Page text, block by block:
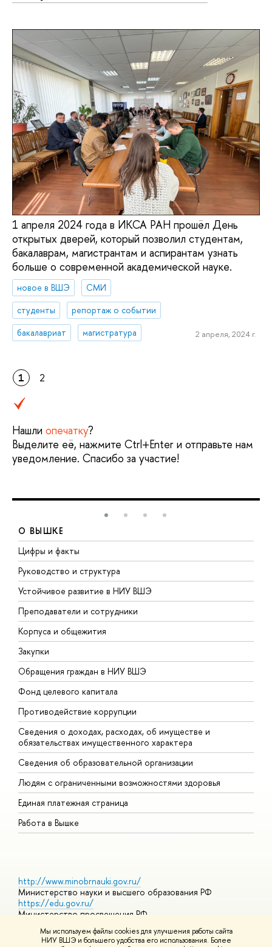
Мы используем файлы cookies для улучшения работы сайта
НИУ ВШЭ и большего удобства его использования. Более
1 апреля 2024 года в ИКСА РАН прошёл День
открытых дверей, который позволил студентам,
бакалаврам, магистрантам и аспирантам узнать
больше о современной академической науке.
новое в ВШЭ
СМИ
студенты
репортаж о событии
бакалавриат
магистратура 2 апреля, 2024 г.
1 2
Нашли опечатку?
Выделите её, нажмите Ctrl+Enter и отправьте нам
уведомление. Спасибо за участие!
О ВЫШКЕ
Цифры и факты
Руководство и структура
Устойчивое развитие в НИУ ВШЭ
Преподаватели и сотрудники
Корпуса и общежития
Закупки
Обращения граждан в НИУ ВШЭ
Фонд целевого капитала
Противодействие коррупции
Сведения о доходах, расходах, об имуществе и
обязательствах имущественного характера
Сведения об образовательной организации
Людям с ограниченными возможностями здоровья
Единая платежная страница
Работа в Вышке
http://www.minobrnauki.gov.ru/
Министерство науки и высшего образования РФ
https://edu.gov.ru/
Министерство просвещения РФ
https://elearning.hse.ru/mooc
Массовые открытые онлайн-курсы